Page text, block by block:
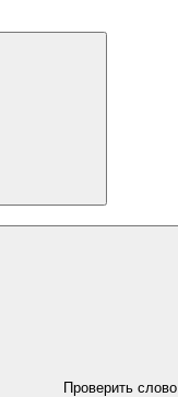
Проверить слово